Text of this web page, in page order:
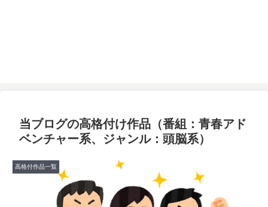
当ブログの高格付け作品（番組：青春アド
ベンチャー系、ジャンル：頭脳系）
高格付作品一覧